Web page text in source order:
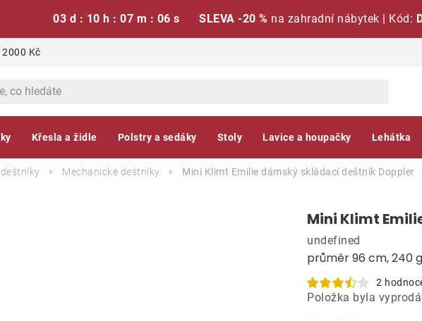
03 d : 10 h : 07 m : 05 s SLEVA -20 % na zahradní nábytek | Kód:
Kč
Křesla a židle Polstry a sedáky Stoly Lavice a houpačky Lehátka
Mechanické deštníky Mini Klimt Emilie dámský skládací deštník Doppler
Mini Klimt
průměr 96 cm, 240 g
undefined
2
Položka byla